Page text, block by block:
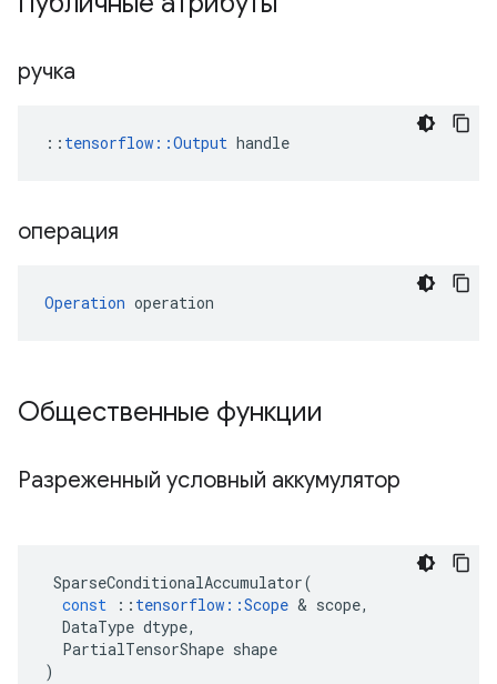
ручка
:: tensorflow::Output handle
операция
Operation operation
Общественные функции
Разреженный условный аккумулятор
SparseConditionalAccumulator(
const
:: tensorflow ::Scope & scope,
DataType dtype,
PartialTensorShape shape
)